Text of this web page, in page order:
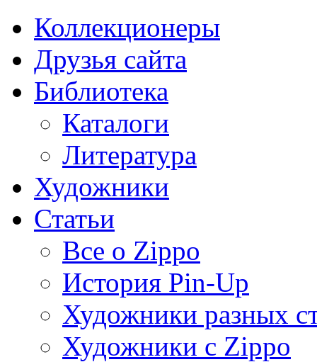
Коллекционеры
Друзья сайта
Библиотека
Каталоги
Литература
Художники
Статьи
Все о Zippo
История Pin-Up
Художники разных
Художники с Zippo